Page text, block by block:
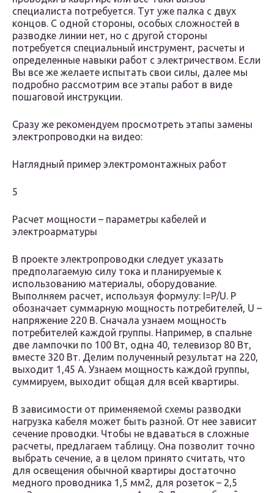
специалиста потребуется. Тут уже палка с двух
концов. С одной стороны, особых сложностей в
разводке линии нет, но с другой стороны
потребуется специальный инструмент, расчеты и
определенные навыки работ с электричеством. Если
Вы все же желаете испытать свои силы, далее мы
подробно рассмотрим все этапы работ в виде
пошаговой инструкции.
Сразу же рекомендуем просмотреть этапы замены
электропроводки на видео:
Наглядный пример электромонтажных работ
5
Расчет мощности – параметры кабелей и
электроарматуры
В проекте электропроводки следует указать
предполагаемую силу тока и планируемые к
использованию материалы, оборудование.
Выполняем расчет, используя формулу: I=P/U. P
обозначает суммарную мощность потребителей, U –
напряжение 220 В. Сначала узнаем мощность
потребителей каждой группы. Например, в спальне
две лампочки по 100 Вт, одна 40, телевизор 80 Вт,
вместе 320 Вт. Делим полученный результат на 220,
выходит 1,45 А. Узнаем мощность каждой группы,
суммируем, выходит общая для всей квартиры.
В зависимости от применяемой схемы разводки
нагрузка кабеля может быть разной. От нее зависит
сечение проводки. Чтобы не вдаваться в сложные
расчеты, предлагаем таблицу. Она позволит точно
выбрать сечение, а в целом принято считать, что
для освещения обычной квартиры достаточно
медного проводника 1,5 мм2, для розеток – 2,5